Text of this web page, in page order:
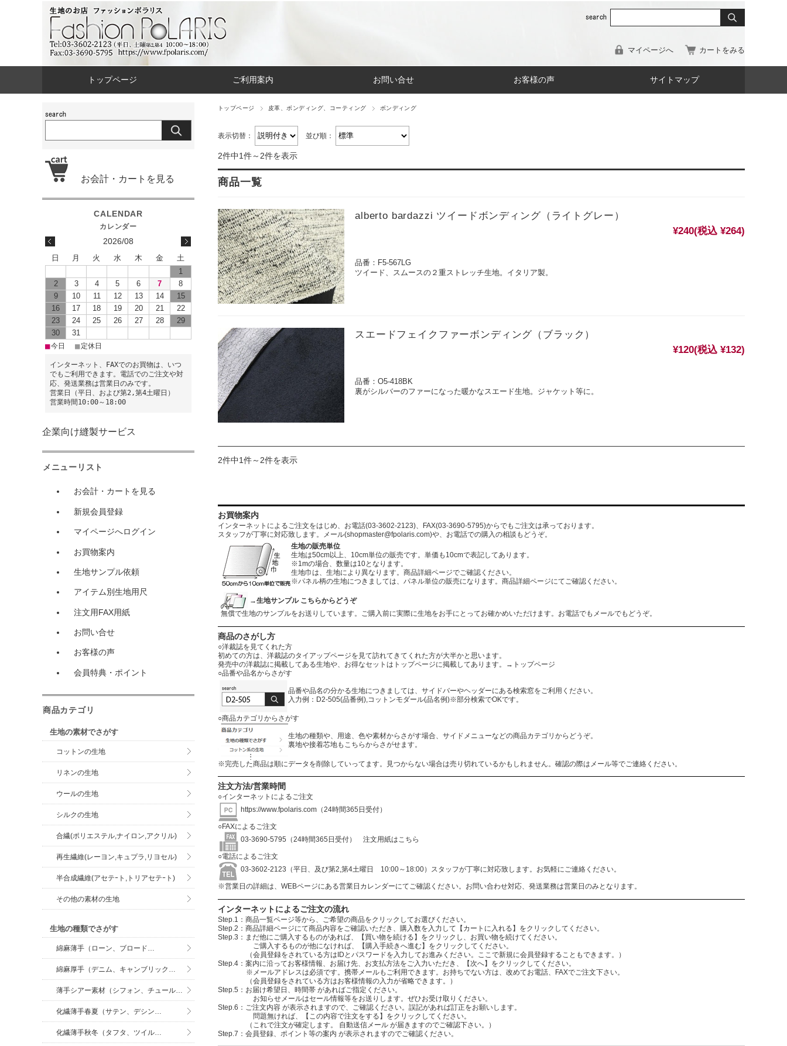
マイページへ カートをみる
トップページ ご利用案内 お問い合せ お客様の声 サイトマップ
トップページ 皮革、ボンディング、コーティング ボンディング
表示切替： 並び順：
2件中1件～2件を表示
商品一覧
alberto bardazzi ツイードボンディング（ライトグレー）
¥240(税込 ¥264)
品番：F5-567LG
ツイード、スムースの２重ストレッチ生地。イタリア製。
スエードフェイクファーボンディング（ブラック）
¥120(税込 ¥132)
品番：O5-418BK
裏がシルバーのファーになった暖かなスエード生地。ジャケット等に。
2件中1件～2件を表示
お買物案内
インターネットによるご注文をはじめ、お電話(03-3602-2123)、FAX(03-3690-5795)からでもご注文は承っております。
スタッフが丁寧に対応致します。メール(shopmaster@fpolaris.com)や、お電話での購入の相談もどうぞ。
生地の販売単位
生地は50cm以上、10cm単位の販売です。単価も10cmで表記してあります。
※1mの場合、数量は10となります。
生地巾は、生地により異なります。商品詳細ページでご確認ください。
※パネル柄の生地につきましては、パネル単位の販売になります。商品詳細ページにてご確認ください。
→生地サンプル こちらからどうぞ
無償で生地のサンプルをお送りしています。ご購入前に実際に生地をお手にとってお確かめいただけます。お電話でもメールでもどうぞ。
商品のさがし方
○洋裁誌を見てくれた方
初めての方は、洋裁誌のタイアップページを見て訪れてきてくれた方が大半かと思います。
発売中の洋裁誌に掲載してある生地や、お得なセットはトップページに掲載してあります。
→トップページ
○品番や品名からさがす
品番や品名の分かる生地につきましては、サイドバーやヘッダーにある検索窓をご利用ください。
入力例：D2-505(品番例),コットンモダール(品名例)※部分検索でOKです。
○商品カテゴリからさがす
生地の種類や、用途、色や素材からさがす場合、サイドメニューなどの商品カテゴリからどうぞ。
裏地や接着芯地もこちらからさがせます。
※完売した商品は順にデータを削除していってます。見つからない場合は売り切れているかもしれません。確認の際はメール等でご連絡ください。
注文方法/営業時間
○インターネットによるご注文
https://www.fpolaris.com （24時間365日受付）
○FAXによるご注文
03-3690-5795（24時間365日受付）
注文用紙はこちら
○電話によるご注文
03-3602-2123（平日、及び第2,第4土曜日 10:00～18:00）スタッフが丁寧に対応致します。お気軽にご連絡ください。
※営業日の詳細は、WEBページにある営業日カレンダーにてご確認ください。お問い合わせ対応、発送業務は営業日のみとなります。
インターネットによるご注文の流れ
Step.1：商品一覧ページ等から、ご希望の商品をクリックしてお選びください。
Step.2：商品詳細ページにて商品内容をご確認いただき、購入数を入力して【カートに入れる】をクリックしてください。
Step.3：まだ他にご購入するものがあれば、【買い物を続ける】をクリックし、お買い物を続けてください。
ご購入するものが他になければ、【購入手続きへ進む】をクリックしてください。
（会員登録をされている方はIDとパスワードを入力してお進みください。ここで新規に会員登録することもできます。）
Step.4：案内に沿ってお客様情報、お届け先、お支払方法をご入力いただき、【次へ】をクリックしてください。
※メールアドレスは必須です。携帯メールもご利用できます。お持ちでない方は、改めてお電話、FAXでご注文下さい。
（会員登録をされている方はお客様情報の入力が省略できます。）
Step.5：お届け希望日、時間帯 があればご指定ください。
お知らせメールはセール情報等をお送りします。ぜひお受け取りください。
Step.6：ご注文内容 が表示されますので、ご確認ください。誤記があれば訂正をお願いします。
問題無ければ、【この内容で注文をする】をクリックしてください。
（これで注文が確定します。 自動送信メール が届きますのでご確認下さい。）
Step.7：会員登録、ポイント等の案内 が表示されますのでご確認ください。
お会計・カートを見る
2026/08
日 月 火 水 木 金
土
1
2
3 4 5 6 7
8
9
10 11 12 13 14
15
16
17 18 19 20 21
22
23
24 25 26 27 28
29
30
31
■今日 ■ 定休日
インターネット、FAXでのお買物は、いつ
でもご利用できます。電話でのご注文や対
応、発送業務は営業日のみです。
営業日（平日、および第2,第4土曜日）
営業時間10:00～18:00
企業向け縫製サービス
メニューリスト
お会計・カートを見る
新規会員登録
マイページへログイン
お買物案内
生地サンプル依頼
アイテム別生地用尺
注文用FAX用紙
お問い合せ
お客様の声
会員特典・ポイント
商品カテゴリ
生地の素材でさがす
コットンの生地
リネンの生地
ウールの生地
シルクの生地
合繊(ポリエステル,ナイロン,アクリル)
再生繊維(レーヨン,キュプラ,リヨセル)
半合成繊維(アセテｰト,トリアセテｰト)
その他の素材の生地
生地の種類でさがす
綿麻薄手（ローン、ブロード…
綿麻厚手（デニム、キャンブリック…
薄手シアー素材（シフォン、チュール…
化繊薄手春夏（サテン、デシン…
化繊薄手秋冬（タフタ、ツイル…